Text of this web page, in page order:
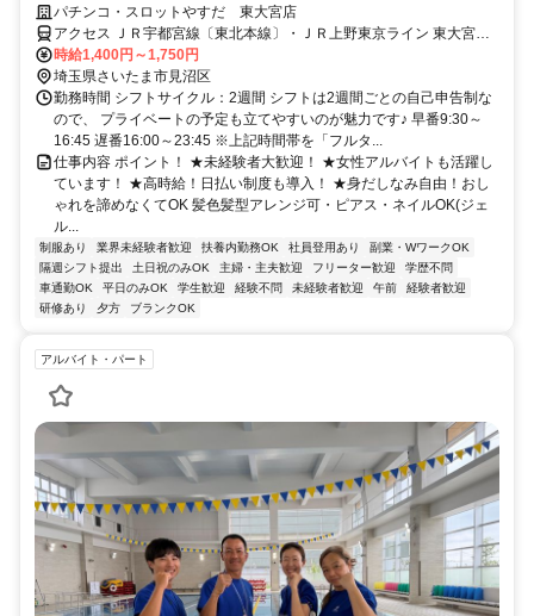
由！未経験者も大歓迎！好待遇バイトなら「やすだ」で決まり！
パチンコ・スロットやすだ 東大宮店
アクセス ＪＲ宇都宮線〔東北本線〕・ＪＲ上野東京ライン 東大宮東
口徒歩約2分
時給1,400円～1,750円
埼玉県さいたま市見沼区
勤務時間 シフトサイクル：2週間 シフトは2週間ごとの自己申告制な
ので、 プライベートの予定も立てやすいのが魅力です♪ 早番9:30～
16:45 遅番16:00～23:45 ※上記時間帯を「フルタ...
仕事内容 ポイント！ ★未経験者大歓迎！ ★女性アルバイトも活躍し
ています！ ★高時給！日払い制度も導入！ ★身だしなみ自由！おし
ゃれを諦めなくてOK 髪色髪型アレンジ可・ピアス・ネイルOK(ジェ
ル...
制服あり 業界未経験者歓迎 扶養内勤務OK 社員登用あり
副業・WワークOK
隔週シフト提出
土日祝のみOK 主婦・主夫歓迎 フリーター歓迎
学歴不問
車通勤OK
平日のみOK 学生歓迎 経験不問 未経験者歓迎 午前
経験者歓迎
研修あり
夕方 ブランクOK
アルバイト・パート